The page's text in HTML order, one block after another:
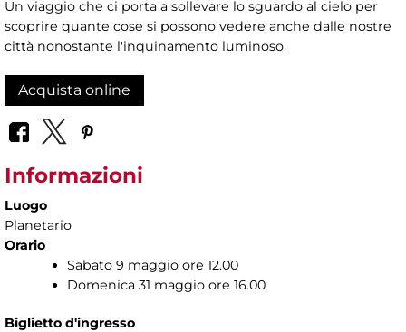
Un viaggio che ci porta a sollevare lo sguardo al cielo per
scoprire quante cose si possono vedere anche dalle nostre
città nonostante l'inquinamento luminoso.
Acquista online
Informazioni
Luogo
Planetario
Orario
Sabato 9 maggio ore 12.00
Domenica 31 maggio ore 16.00
Biglietto d'ingresso